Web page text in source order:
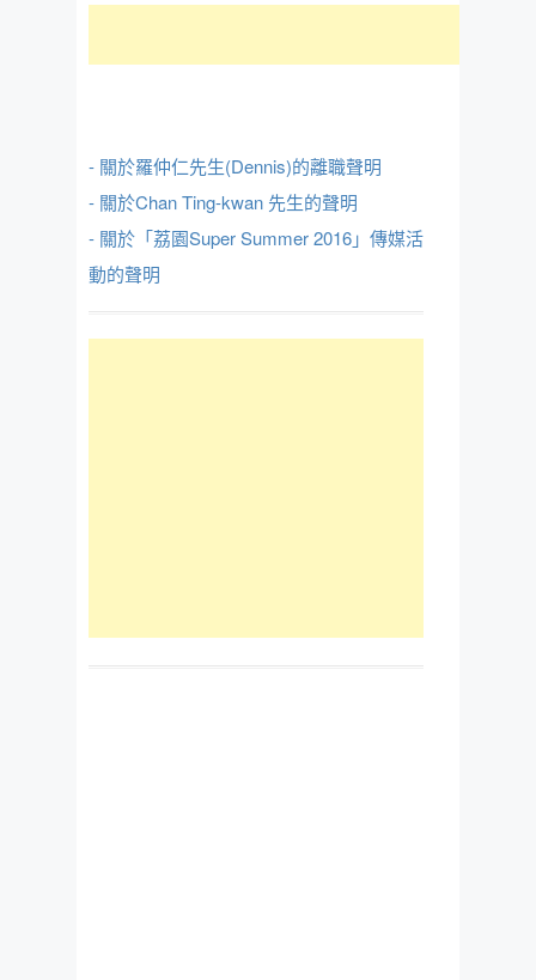
- 關於羅仲仁先生(Dennis)的離職聲明
- 關於Chan Ting-kwan 先生的聲明
- 關於「荔園Super Summer 2016」傳媒活
動的聲明